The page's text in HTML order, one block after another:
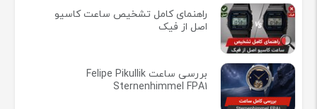
راهنمای کامل تشخیص ساعت کاسیو
اصل از فیک
بررسی ساعت Felipe Pikullik
Sternenhimmel FPA1